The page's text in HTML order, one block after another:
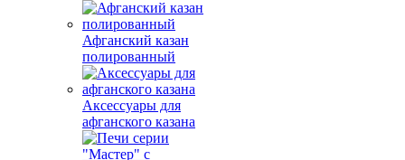
Афганский казан
полированный
Аксессуары для
афганского казана